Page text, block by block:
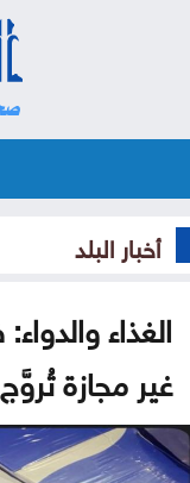
أخبار البلد
الغذاء
غير مجازة